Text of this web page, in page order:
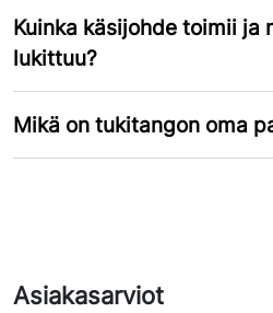
Kuinka käsijohde toimii ja
lukittuu?
Mikä on tukitangon oma
Asiakasarviot